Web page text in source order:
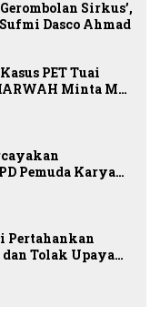
Sirkus’,
Dasco Ahmad
PET Tuai
Minta MA
Pemuda Karya
Pertahankan
dan Tolak Upaya